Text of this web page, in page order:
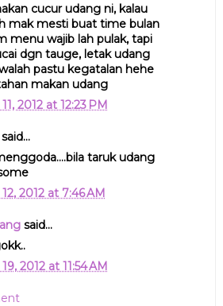
cucur udang ni, kalau
mak mesti buat time bulan
menu wajib lah pulak, tapi
dgn tauge, letak udang
pastu kegatalan hehe
makan udang
2012 at 12:23 PM
taruk udang
2012 at 7:46 AM
said...
2012 at 11:54 AM